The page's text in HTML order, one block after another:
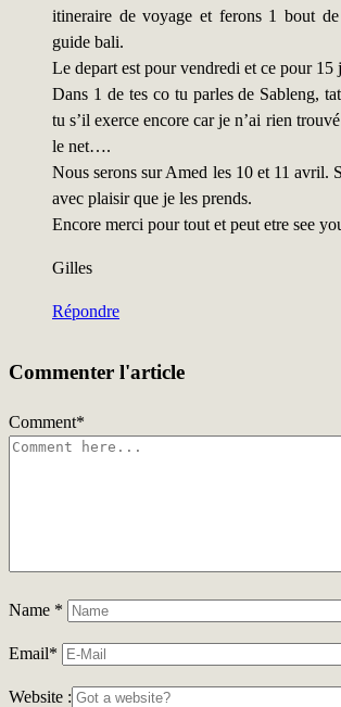
itineraire de voyage et ferons 1 bout
guide bali.
Le depart est pour vendredi et ce pour 15
Dans 1 de tes co tu parles de Sableng,
tu s’il exerce encore car je n’ai rien
le net….
Nous serons sur Amed les 10 et 11 avril.
avec plaisir que je les prends.
Encore merci pour tout et peut etre see
Gilles
Répondre
Commenter l'article
Comment*
Name *
Email*
Website :